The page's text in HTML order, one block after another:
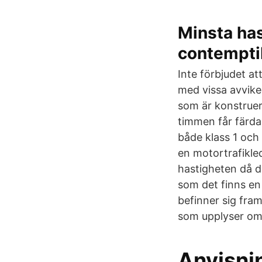
Minsta
Inte förbjudet
med vissa
som är
timmen får
både klass 1
en
hastigheten då
som det finns
befinner sig
som upplyser